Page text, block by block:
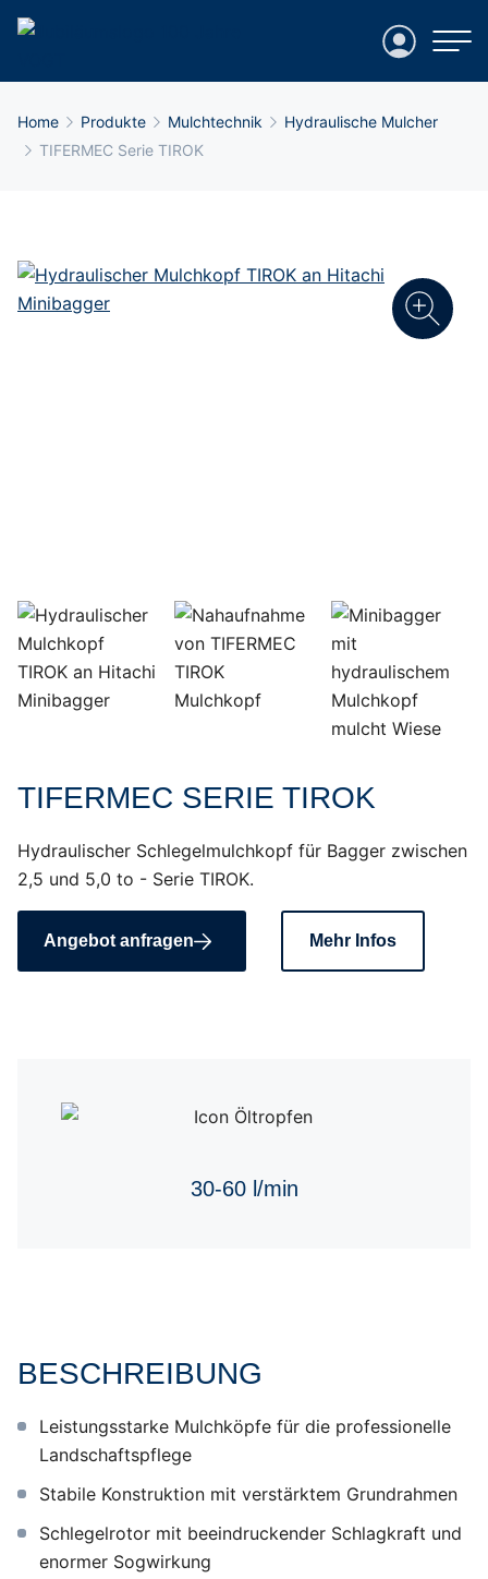
Login
Breadcrumb-Navigation
Home Produkte Mulchtechnik
Hydraulische Mulcher
TIFERMEC Serie TIROK
TIFERMEC SERIE TIROK
Hydraulischer Schlegelmulchkopf für Bagger zwischen
2,5 und 5,0 to - Serie TIROK.
Angebot anfragen Mehr Infos
30-60 l/min
BESCHREIBUNG
Leistungsstarke Mulchköpfe für die professionelle
Landschaftspflege
Stabile Konstruktion mit verstärktem Grundrahmen
Schlegelrotor mit beeindruckender Schlagkraft und
enormer Sogwirkung